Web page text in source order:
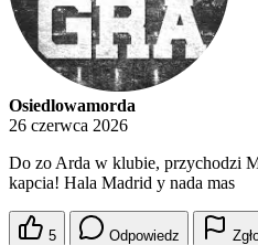
Osiedlowamorda
26 czerwca 2026
Do zo Arda w klubie, przychodzi
kapcia! Hala Madrid y nada mas
5 Odpowiedz